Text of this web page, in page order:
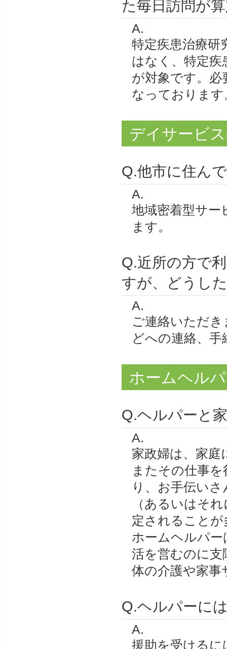
た毎日訪問が
A.
特定疾患治療研
はなく、特定疾
が対象です。必
なっております
デイサービ
Q.他市に住ん
A.
地域密着型サー
ます。
Q.近所の方で
すが、どうし
A.
ご連絡いただ
どへの連絡、
ホームヘル
Q.ヘルパーと
A.
家政婦は、家庭
またその仕事
り、お手伝い
（あるいはそ
定されること
ホームヘルパー
活を営むのに支
体の介護や家
Q.ヘルパーに
A.
援助を受ける